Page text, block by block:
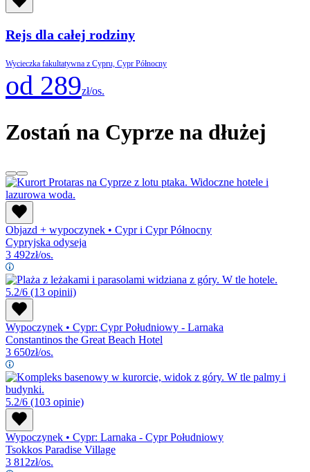
Rejs dla całej rodziny
Wycieczka fakultatywna z Cypru, Cypr Północny
od 289zł/os.
Zostań na Cyprze na dłużej
Objazd + wypoczynek • Cypr i Cypr Północny
Cypryjska odyseja
3 492zł/os.
5.2/6 (13 opinii)
Wypoczynek • Cypr: Cypr Południowy - Larnaka
Constantinos the Great Beach Hotel
3 650zł/os.
5.2/6 (103 opinie)
Wypoczynek • Cypr: Larnaka - Cypr Południowy
Tsokkos Paradise Village
3 812zł/os.